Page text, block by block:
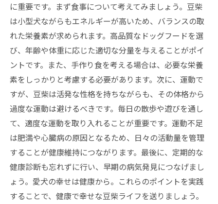
に重要です。まず食事について考えてみましょう。豆柴
は小型犬ながらもエネルギーが高いため、バランスの取
れた栄養素が求められます。高品質なドッグフードを選
び、年齢や体重に応じた適切な分量を与えることがポイ
ントです。また、手作り食を考える場合は、必要な栄養
素をしっかりと考慮する必要があります。次に、運動で
すが、豆柴は活発な性格を持ちながらも、その体格から
過度な運動は避けるべきです。毎日の散歩や遊びを通し
て、適度な運動を取り入れることが重要です。運動不足
は肥満や心臓病の原因となるため、日々の活動量を管理
することが健康維持につながります。最後に、定期的な
健康診断も忘れずに行い、早期の病気発見につなげまし
ょう。愛犬の幸せは健康から。これらのポイントを実践
することで、健康で幸せな豆柴ライフを送りましょう。